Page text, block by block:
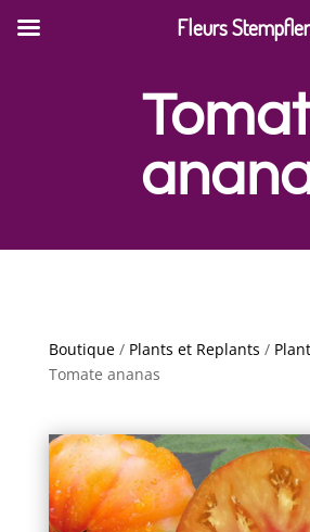
Boutique/ Plants et Replants /
Tomate ananas
Fleurs Stempfler